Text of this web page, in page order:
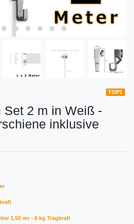
Set 2 m in Weiß -
inklusive
TOP1
1,50 mr - 6 kg Tragkraft